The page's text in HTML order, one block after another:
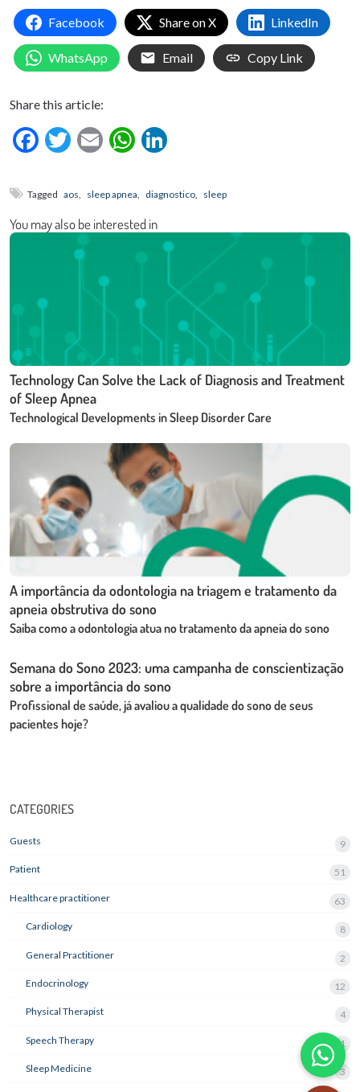
Facebook Share on X LinkedIn
WhatsApp Email Copy Link
Share this article:
Facebook
Twitter
EmailWhatsApp
Tagged aos, sleep apnea, diagnostico, sleep
You may also be interested in
Technology Can Solve the Lack of Diagnosis and Treatment
of Sleep Apnea
Technological Developments in Sleep Disorder Care
A importância da odontologia na triagem e tratamento da
apneia obstrutiva do sono
Saiba como a odontologia atua no tratamento da apneia do sono
Semana do Sono 2023: uma campanha de conscientização
sobre a importância do sono
Profissional de saúde, já avaliou a qualidade do sono de seus
pacientes hoje?
CATEGORIES
Guests 9
Patient 51
Healthcare practitioner 63
Cardiology 8
General Practitioner 2
Endocrinology 12
Physical Therapist 4
Speech Therapy 1
Sleep Medicine 3